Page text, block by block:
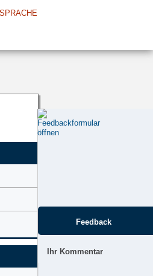
Feedback
Ihr Kommentar